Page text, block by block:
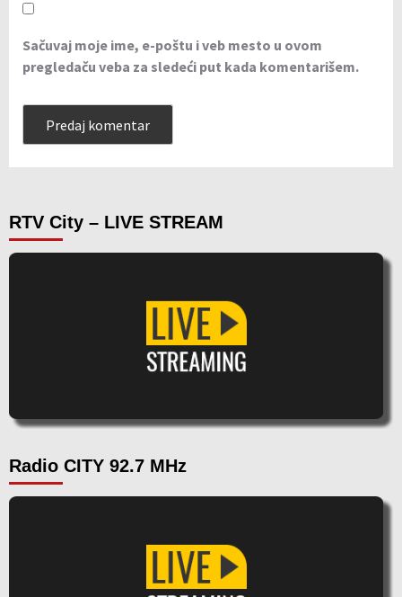
Sačuvaj moje ime, e-poštu i veb mesto u ovom
pregledaču veba za sledeći put kada komentarišem.
RTV City – LIVE STREAM
Radio CITY 92.7 MHz